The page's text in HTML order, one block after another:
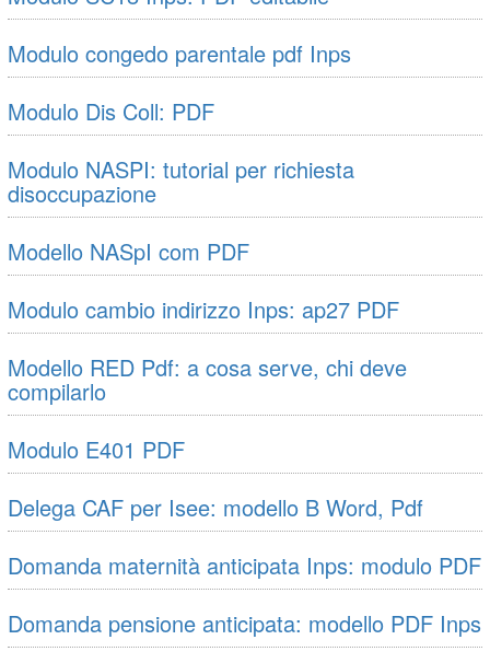
Modulo congedo parentale pdf Inps
Modulo Dis Coll: PDF
Modulo NASPI: tutorial per richiesta
disoccupazione
Modello NASpI com PDF
Modulo cambio indirizzo Inps: ap27 PDF
Modello RED Pdf: a cosa serve, chi deve
compilarlo
Modulo E401 PDF
Delega CAF per Isee: modello B Word, Pdf
Domanda maternità anticipata Inps: modulo PDF
Domanda pensione anticipata: modello PDF Inps